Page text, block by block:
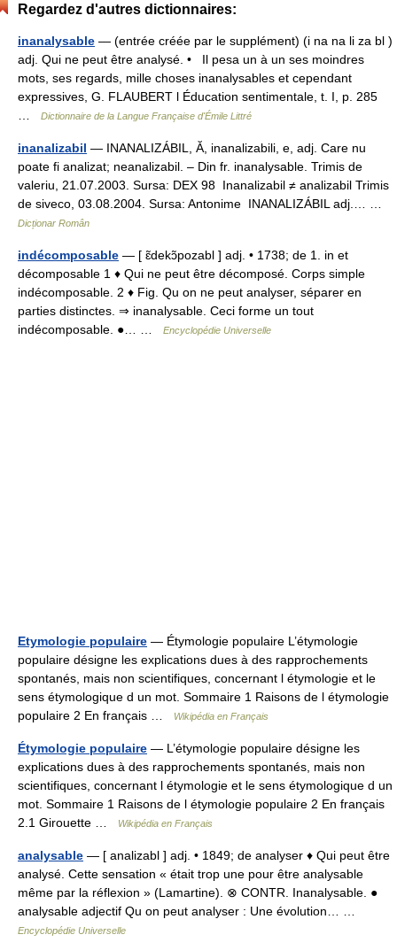
Regardez d'autres dictionnaires:
inanalysable — (entrée créée par le supplément) (i na na li za bl )
adj. Qui ne peut être analysé. • Il pesa un à un ses moindres
mots, ses regards, mille choses inanalysables et cependant
expressives, G. FLAUBERT l Éducation sentimentale, t. I, p. 285
Dictionnaire de la Langue Française d'Émile Littré
inanalizabil — INANALIZÁBIL, Ă, inanalizabili, e, adj. Care nu
poate fi analizat; neanalizabil. – Din fr. inanalysable. Trimis de
valeriu, 21.07.2003. Sursa: DEX 98 Inanalizabil ≠ analizabil Trimis
de siveco, 03.08.2004. Sursa: Antonime INANALIZÁBIL adj.… …
Dicționar Român
indécomposable — [ ɛ̃dekɔ̃pozabl ] adj. • 1738; de 1. in et
décomposable 1 ♦ Qui ne peut être décomposé. Corps simple
indécomposable. 2 ♦ Fig. Qu on ne peut analyser, séparer en
parties distinctes. ⇒ inanalysable. Ceci forme un tout
indécomposable. ●… …
Encyclopédie Universelle
Etymologie populaire — Étymologie populaire L’étymologie
populaire désigne les explications dues à des rapprochements
spontanés, mais non scientifiques, concernant l étymologie et le
sens étymologique d un mot. Sommaire 1 Raisons de l étymologie
populaire 2 En français …
Wikipédia en Français
Étymologie populaire — L’étymologie populaire désigne les
explications dues à des rapprochements spontanés, mais non
scientifiques, concernant l étymologie et le sens étymologique d un
mot. Sommaire 1 Raisons de l étymologie populaire 2 En français
2.1 Girouette …
Wikipédia en Français
analysable — [ analizabl ] adj. • 1849; de analyser ♦ Qui peut être
analysé. Cette sensation « était trop une pour être analysable
même par la réflexion » (Lamartine). ⊗ CONTR. Inanalysable. ●
analysable adjectif Qu on peut analyser : Une évolution… …
Encyclopédie Universelle